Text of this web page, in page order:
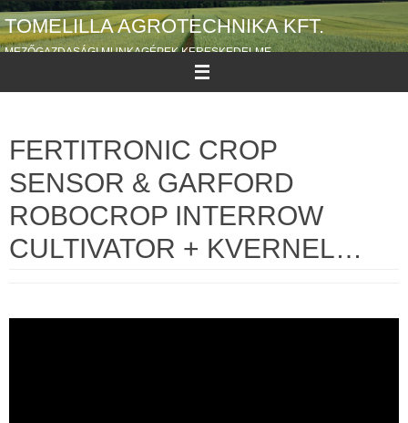
Megszakítás
TOMELILLA AGROTECHNIKA KFT.
MEZŐGAZDASÁGI MUNKAGÉPEK KERESKEDELME
FERTITRONIC CROP
SENSOR & GARFORD
ROBOCROP INTERROW
CULTIVATOR + KVERNEL…